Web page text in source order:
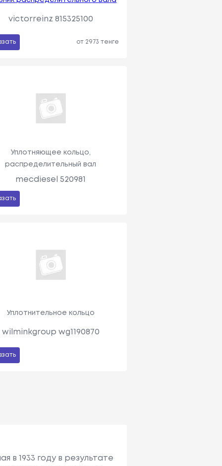
victorreinz 815325100
от 2973 тенге
Уплотняющее кольцо,
распределительный вал
mecdiesel 520981
Уплотнительное кольцо
wilminkgroup wg1190870
в 1933 году в результате